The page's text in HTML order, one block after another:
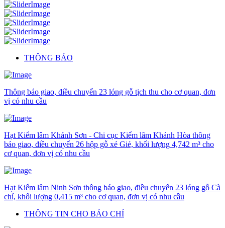
THÔNG BÁO
Thông báo giao, điều chuyển 23 lóng gỗ tịch thu cho cơ quan, đơn
vị có nhu cầu
Hạt Kiểm lâm Khánh Sơn - Chi cục Kiểm lâm Khánh Hòa thông
báo giao, điều chuyển 26 hộp gỗ xẻ Giẻ, khối lượng 4,742 m³ cho
cơ quan, đơn vị có nhu cầu
Hạt Kiểm lâm Ninh Sơn thông báo giao, điều chuyển 23 lóng gỗ Cà
chí, khối lượng 0,415 m³ cho cơ quan, đơn vị có nhu cầu
THÔNG TIN CHO BÁO CHÍ